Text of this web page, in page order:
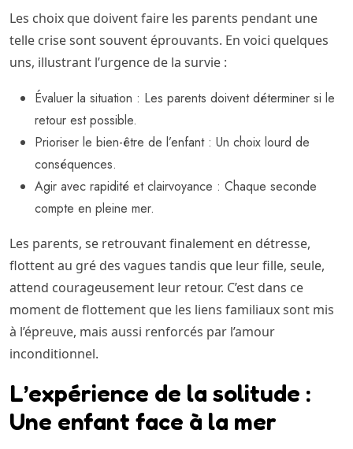
Les choix que doivent faire les parents pendant une
telle crise sont souvent éprouvants. En voici quelques
uns, illustrant l’urgence de la survie :
Évaluer la situation : Les parents doivent déterminer si le
retour est possible.
Prioriser le bien-être de l’enfant : Un choix lourd de
conséquences.
Agir avec rapidité et clairvoyance : Chaque seconde
compte en pleine mer.
Les parents, se retrouvant finalement en détresse,
flottent au gré des vagues tandis que leur fille, seule,
attend courageusement leur retour. C’est dans ce
moment de flottement que les liens familiaux sont mis
à l’épreuve, mais aussi renforcés par l’amour
inconditionnel.
L’expérience de la solitude :
Une enfant face à la mer